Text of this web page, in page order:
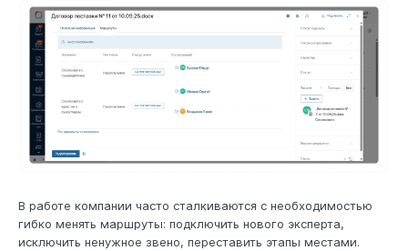
В работе компании часто сталкиваются с необходимостью
гибко менять маршруты: подключить нового эксперта,
исключить ненужное звено, переставить этапы местами.